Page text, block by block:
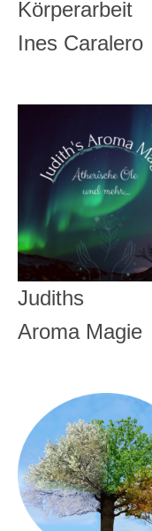
Ines Caralero
Judiths
Aroma Magie